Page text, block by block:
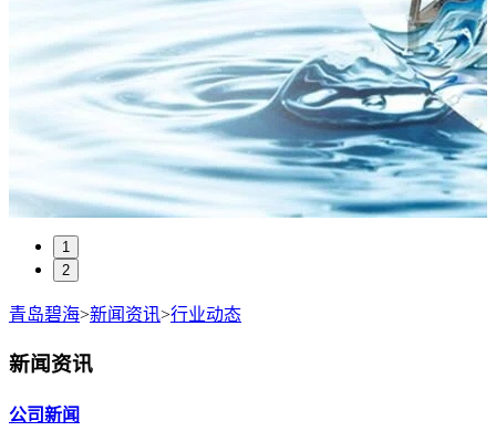
1
2
青岛碧海>新闻资讯>行业动态
新闻资讯
公司新闻